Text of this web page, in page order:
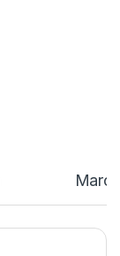
Marca